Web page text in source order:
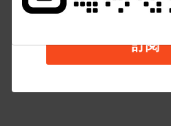
🇨🇳 CNY
訂閱